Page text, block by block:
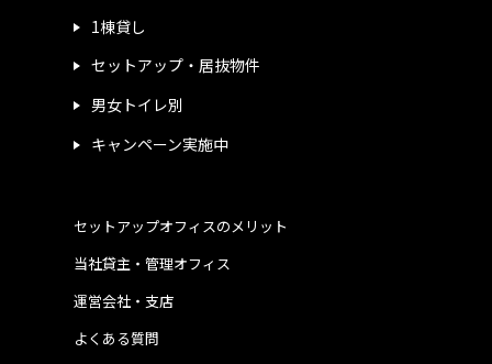
1棟貸し
セットアップ・居抜物件
男女トイレ別
キャンペーン実施中
運営会社・支店
よくある質問
当社貸主・管理オフィス
セットアップオフィスのメリット